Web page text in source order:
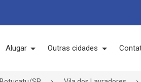
Alugar Outras cidades